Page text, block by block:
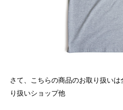
さて、こちらの商品のお取り扱いは
り扱いショップ他